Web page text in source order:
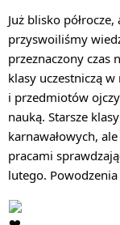
Już blisko
przyswoiliśmy
przeznaczony czas
klasy uczestniczą
i przedmiotów
nauką. Starsze
karnawałowych,
pracami
lutego. Powodzenia